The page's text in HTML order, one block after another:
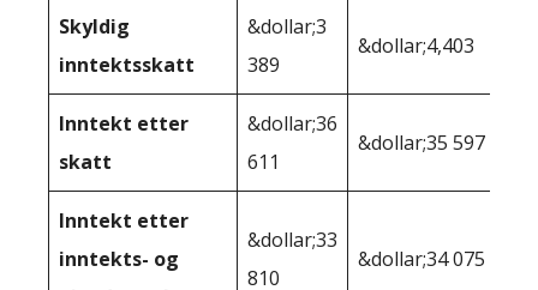
Skyldig
inntektsskatt
&dollar;3
389
&dollar;4,403
Inntekt etter
skatt
&dollar;36
611
&dollar;35 597
Inntekt etter
inntekts- og
&dollar;33
810
&dollar;34 075